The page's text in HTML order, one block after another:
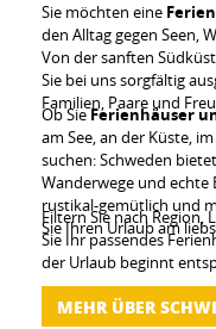
Sie möchten eine
den Alltag gegen Seen,
Von der sanften
Sie bei uns sorgfältig
Familien, Paare und
Ob SieFerienhäuser
am See, an der Küste,
suchen: Schweden
Wanderwege und echte
rustikal-gemütlich und
Sie Ihren Urlaub am
Filtern Sie nach
Sie Ihr passendes
der Urlaub beginnt
MEHR ÜBER